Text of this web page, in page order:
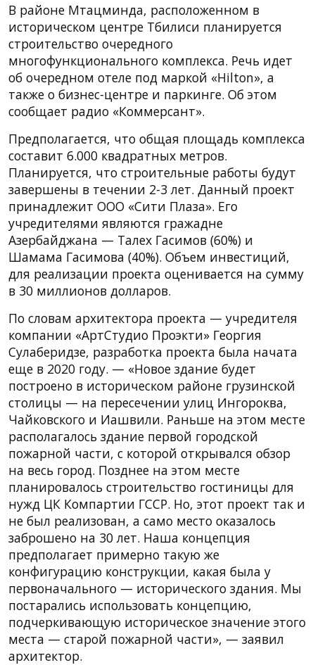
В районе Мтацминда, расположенном в
историческом центре Тбилиси планируется
строительство очередного
многофункционального комплекса. Речь идет
об очередном отеле под маркой «Hilton», а
также о бизнес-центре и паркинге. Об этом
сообщает радио «Коммерсант».
Предполагается, что общая площадь комплекса
составит 6.000 квадратных метров.
Планируется, что строительные работы будут
завершены в течении 2-3 лет. Данный проект
принадлежит ООО «Сити Плаза». Его
учредителями являются гражадне
Азербайджана — Талех Гасимов (60%) и
Шамама Гасимова (40%). Объем инвестиций,
для реализации проекта оценивается на сумму
в 30 миллионов долларов.
По словам архитектора проекта — учредителя
компании «АртСтудио Проэкти» Георгия
Сулаберидзе, разработка проекта была начата
еще в 2020 году. — «Новое здание будет
построено в историческом районе грузинской
столицы — на пересечении улиц Ингороква,
Чайковского и Иашвили. Раньше на этом месте
располагалось здание первой городской
пожарной части, с которой открывался обзор
на весь город. Позднее на этом месте
планировалось строительство гостиницы для
нужд ЦК Компартии ГССР. Но, этот проект так и
не был реализован, а само место оказалось
заброшено на 30 лет. Наша концепция
предполагает примерно такую же
конфигурацию конструкции, какая была у
первоначального — исторического здания. Мы
постарались использовать концепцию,
подчеркивающую историческое значение этого
места — старой пожарной части», — заявил
архитектор.